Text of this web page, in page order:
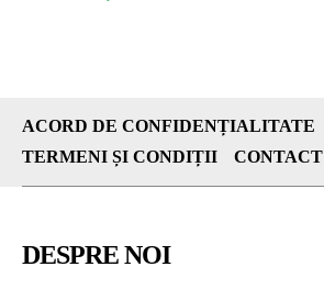
ACORD DE CONFIDENȚIALITATE
TERMENI ȘI CONDIȚII
CONTACT
DESPRE NOI